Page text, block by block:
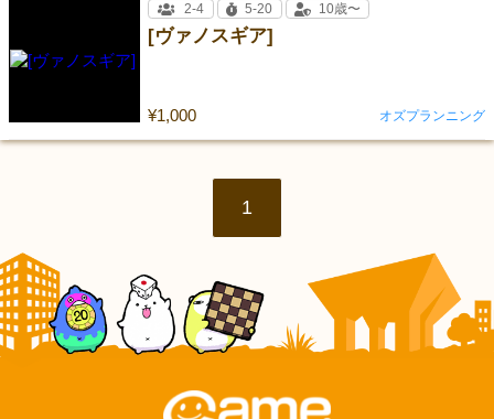
[ヴァノスギア]
¥1,000
2-4 5-20 10歳〜
オズプランニング
1